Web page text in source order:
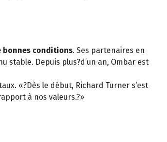
bonnes conditions. Ses partenaires en
stable. Depuis plus?d’un an, Ombar est
«?Dès le début, Richard Turner s’est
à nos valeurs.?»